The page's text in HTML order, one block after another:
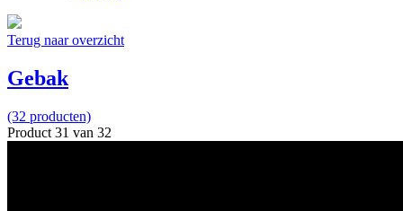
Terug naar overzicht
Gebak
(32 producten)
Product 31 van 32